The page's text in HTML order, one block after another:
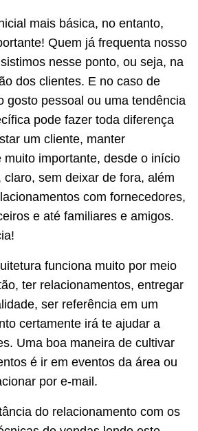
mais básica, no entanto,
Quem já frequenta nosso
nesse ponto, ou seja, na
dos clientes. E no caso de
gosto pessoal ou uma tendência
pode fazer toda diferença
um cliente, manter
muito importante, desde o início
sem deixar de fora, além
com fornecedores,
e até familiares e amigos.
funciona muito por meio
ter relacionamentos, entregar
ser referência em um
certamente irá te ajudar a
Uma boa maneira de cultivar
é ir em eventos da área ou
por e-mail.
do relacionamento com os